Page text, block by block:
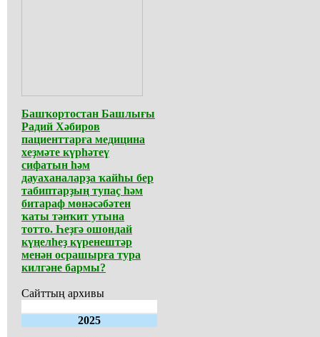
Башҡортостан Башлығы
Радий Хәбиров
пациенттарға медицина
хеҙмәте күрһәтеү
сифатын һәм
дауаханаларҙа ҡайһы бер
табиптарҙың тупаҫ һәм
битараф мөнәсәбәтен
ҡаты тәнҡит утына
тотто. Һеҙгә ошондай
күңелһеҙ күренештәр
менән осрашырға тура
килгәне бармы?
Сайттың архивы
2025